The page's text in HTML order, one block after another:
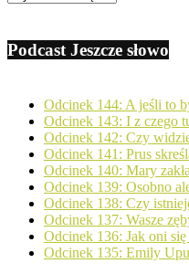
Podcast Jeszcze słowo
Odcinek 144: A jeśli to
Odcinek 143: I z czego
Odcinek 142: Czy
Odcinek 141: Prus
Odcinek 140: Mary
Odcinek 139: Osobno
Odcinek 138: Czy
Odcinek 137: Wasze
Odcinek 136: Jak oni
Odcinek 135: Emily